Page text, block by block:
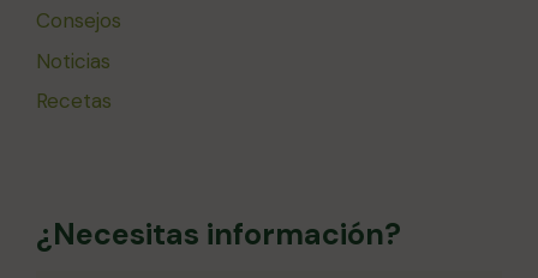
Consejos
Noticias
Recetas
¿Necesitas información?